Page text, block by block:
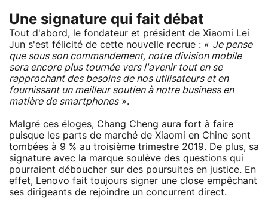
Une signature qui fait débat
Tout d'abord, le fondateur et président de Xiaomi Lei
Jun s'est félicité de cette nouvelle recrue : « Je pense
que sous son commandement, notre division mobile
sera encore plus tournée vers l'avenir tout en se
rapprochant des besoins de nos utilisateurs et en
fournissant un meilleur soutien à notre business en
matière de smartphones».
Malgré ces éloges, Chang Cheng aura fort à faire
puisque les parts de marché de Xiaomi en Chine sont
tombées à 9 % au troisième trimestre 2019. De plus, sa
signature avec la marque soulève des questions qui
pourraient déboucher sur des poursuites en justice. En
effet, Lenovo fait toujours signer une close empêchant
ses dirigeants de rejoindre un concurrent direct.